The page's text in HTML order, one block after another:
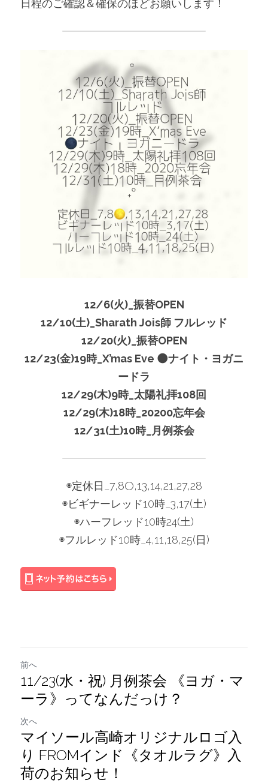
日程のご確認＆確保のほどお願いします！
12/6(火)_振替OPEN
12/10(土)_Sharath Jois師 フルレッド
12/20(火)_振替OPEN
12/23(金)19時_X’mas Eve 🌑ナイト・ヨガニ
ードラ
12/29(木)9時_太陽礼拝108回
12/29(木)18時_20200忘年会
12/31(土)10時_月例茶会
◉定休日_7,8🌕,13,14,21,27,28
◉ビギナーレッド10時_3,17(土)
◉ハーフレッド10時24(土)
◉フルレッド10時_4,11,18,25(日)
前へ
11/23(水・祝) 月例茶会 《ヨガ・マ
ーラ》ってなんだっけ？
次へ
マイソール高崎オリジナルロゴ入
り FROMインド《タオルラグ》入
荷のお知らせ！